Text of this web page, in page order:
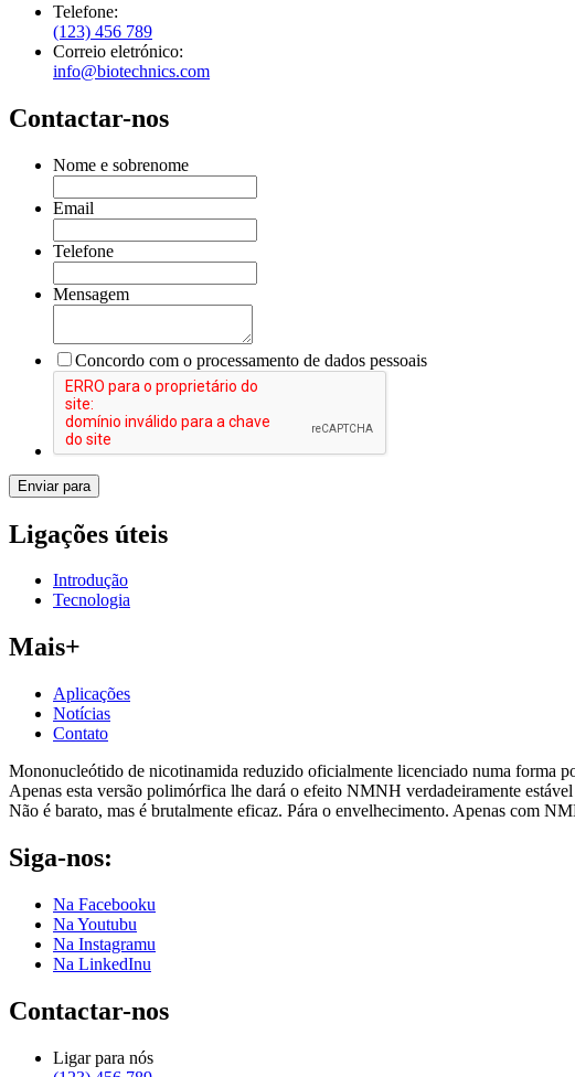
Telefone:
(123) 456 789
Correio eletrónico:
info@biotechnics.com
Contactar-nos
Nome e sobrenome
Email
Telefone
Mensagem
Concordo com o processamento de dados pessoais
Enviar para
Ligações úteis
Introdução
Tecnologia
Mais+
Aplicações
Notícias
Contato
Mononucleótido de nicotinamida reduzido oficialmente licenciado numa forma
Apenas esta versão polimórfica lhe dará o efeito NMNH verdadeiramente
Não é barato, mas é brutalmente eficaz. Pára o envelhecimento. Apenas com
Siga-nos:
Na Facebooku
Na Youtubu
Na Instagramu
Na LinkedInu
Contactar-nos
Ligar para nós